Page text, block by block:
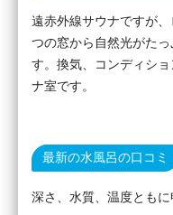
遠赤外線サウナですが
つの窓から自然光がた
す。換気、コンディシ
ナ室です。
最新の水風呂の口コミ
深さ、水質、温度ともに